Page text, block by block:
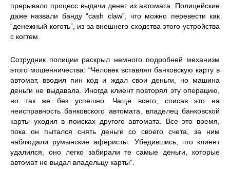
прерывало процесс выдачи денег из автомата. Полицейские
даже назвали банду “cash claw”, что можно перевести как
“денежный коготь”, из за внешнего сходства этого устройства
с когтем.
Сотрудник полиции раскрыл немного подробней механизм
этого мошенничества: “Человек вставлял банковскую карту в
автомат, вводил пин код и ждал свои деньги, но машина
деньги не выдавала. Иногда клиент повторял эту операцию,
но так же без успешно. Чаще всего, списав это на
неисправность банковского автомата, владелец банковской
карты уходил в поисках другого автомата. Все это время,
пока он пытался снять деньги со своего счета, за ним
наблюдали румынские аферисты. Убедившись, что клиент
удалился, оно легко забирали те самые деньги, которые
автомат не выдал владельцу карты”.